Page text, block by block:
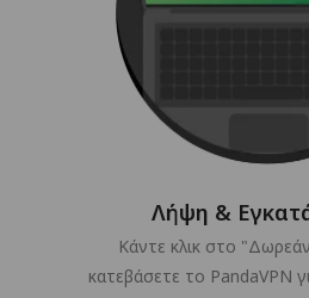
Λήψη &
Κάντε κλικ στο
κατεβάσετε το PandaVPN